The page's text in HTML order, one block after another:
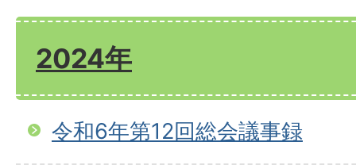
2024年
令和6年第12回総会議事録